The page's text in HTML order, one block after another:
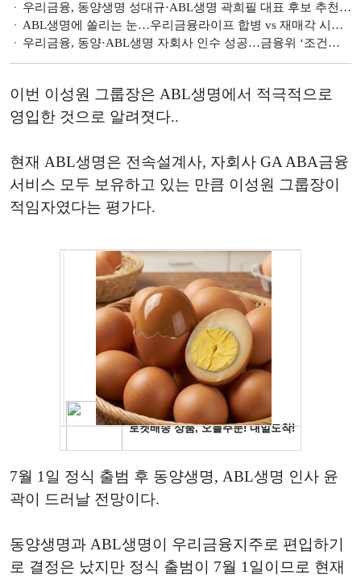
우리금융, 동양생명 성대규·ABL생명 곽희필 대표 후보 추천…전문가 진용 갖춰 [우리금융 동양·ABL생명 인사]
ABL생명에 쏠리는 눈…우리금융라이프 합병 vs 재매각 시나리오는 [우리금융-동양·ABL 인수]
우리금융, 동양·ABL생명 자회사 인수 성공…금융위 ‘조건부 승인’
이번 이성원 그룹장은 ABL생명에서 적극적으로
영입한 것으로 알려졋다..
현재 ABL생명은 전속설계사, 자회사 GA ABA금융
서비스 모두 보유하고 있는 만큼 이성원 그룹장이
적임자였다는 평가다.
7월 1일 정식 출범 후 동양생명, ABL생명 인사 윤
곽이 드러날 전망이다.
동양생명과 ABL생명이 우리금융지주로 편입하기
로 결정은 났지만 정식 출범이 7월 1일이므로 현재